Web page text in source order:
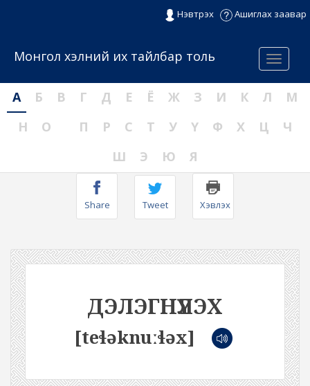
Нэвтрэх Ашиглах заавар
Menu
Монгол хэлний их тайлбар толь
А Б В Г Д Е Ё Ж З И К Л
М
Н
О П Р С Т У Ү Ф Х Ц
Ч
Ш
Э Ю Я
Share Tweet Хэвлэх
ДЭЛЭГНҮҮЛЭХ
[teɬəknuːɬəx]